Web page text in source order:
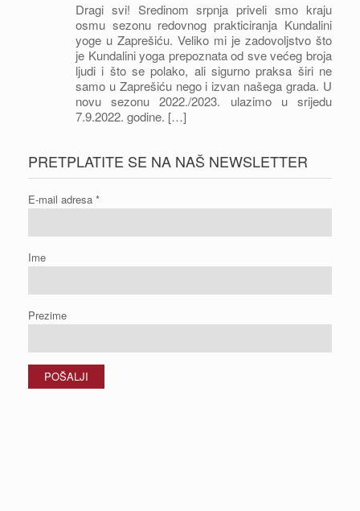
Dragi svi! Sredinom srpnja priveli smo kraju
osmu sezonu redovnog prakticiranja Kundalini
yoge u Zaprešiću. Veliko mi je zadovoljstvo što
je Kundalini yoga prepoznata od sve većeg broja
ljudi i što se polako, ali sigurno praksa širi ne
samo u Zaprešiću nego i izvan našega grada. U
novu sezonu 2022./2023. ulazimo u srijedu
7.9.2022. godine. […]
PRETPLATITE SE NA NAŠ NEWSLETTER
E-mail adresa *
Ime
Prezime